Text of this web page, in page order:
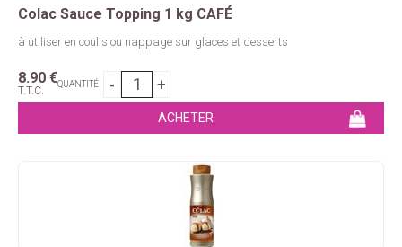
Colac Sauce Topping 1 kg CAFÉ
à utiliser en coulis ou nappage sur glaces et desserts
8.90 €
T.T.C. QUANTITÉ